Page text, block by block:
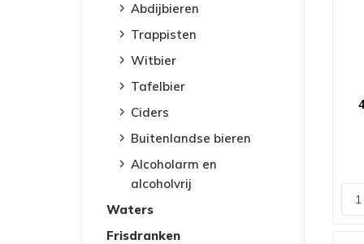
Abdijbieren
Trappisten
Witbier
Tafelbier
Ciders
Buitenlandse bieren
Alcoholarm en
alcoholvrij
Waters
Frisdranken